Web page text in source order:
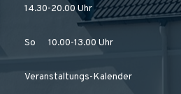
14.30-20.00 Uhr
So 10.00-13.00 Uhr
Veranstaltungs-Kalender